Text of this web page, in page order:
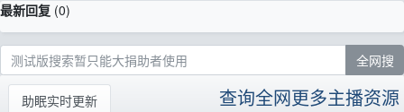
最新回复 (0)
助眠实时更新 查询全网更多主播资源